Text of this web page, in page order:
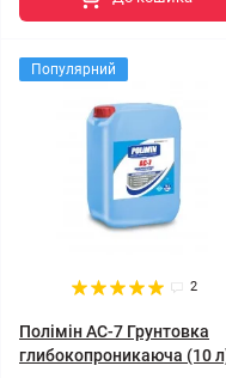
Популярний
2
Полімін АС-7 Грунтовка
глибокопроникаюча (10